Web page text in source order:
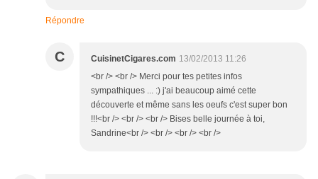
Répondre
C CuisinetCigares.com 13/02/2013 11:26
<br /> <br /> Merci pour tes petites infos
sympathiques ... :) j'ai beaucoup aimé cette
découverte et même sans les oeufs c'est super bon
!!!<br /> <br /> <br /> Bises belle journée à toi,
Sandrine<br /> <br /> <br /> <br />